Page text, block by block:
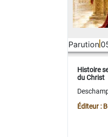
Parution
Histoire
du Christ
Éditeur :